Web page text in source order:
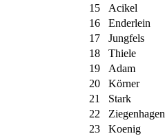
15
Acikel
16
Enderlein
17
Jungfels
18
Thiele
19
Adam
20
Körner
21
Stark
22
Ziegenhagen
23
Koenig